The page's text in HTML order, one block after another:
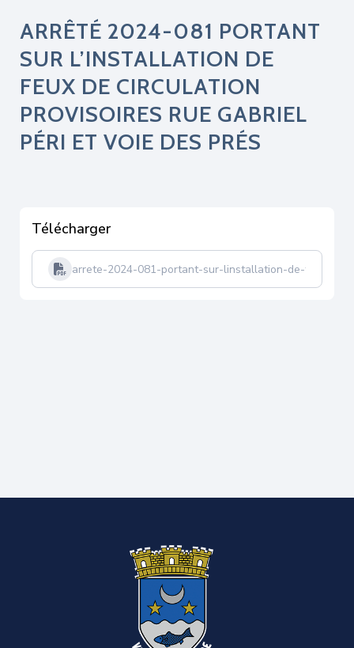
ARRÊTÉ 2024-081 PORTANT
SUR L’INSTALLATION DE
FEUX DE CIRCULATION
PROVISOIRES RUE GABRIEL
PÉRI ET VOIE DES PRÉS
Télécharger
arrete-2024-081-portant-sur-linstallation-de-feux-